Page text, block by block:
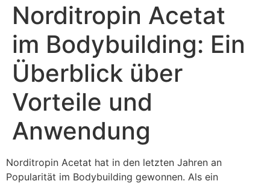
Norditropin Acetat
im Bodybuilding: Ein
Überblick über
Vorteile und
Anwendung
Norditropin Acetat hat in den letzten Jahren an
Popularität im Bodybuilding gewonnen. Als ein